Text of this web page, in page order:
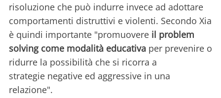
risoluzione che può indurre invece ad adottare
comportamenti distruttivi e violenti. Secondo Xia
è quindi importante "promuovere il problem
solving come modalità educativa per prevenire o
ridurre la possibilità che si ricorra a
strategie negative ed aggressive in una
relazione".